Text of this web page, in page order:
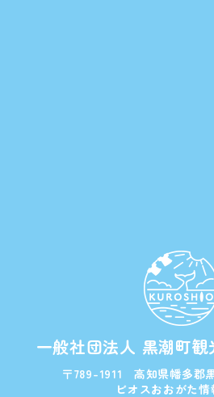
一般社団法人 黒潮町観
〒789-1911 高知県幡多郡
ビオスおおがた情